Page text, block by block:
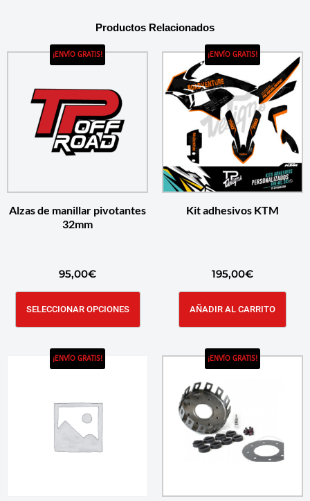
Productos Relacionados
¡ENVÍO GRATIS!
Alzas de manillar pivotantes
32mm
95,00€
SELECCIONAR OPCIONES
¡ENVÍO GRATIS!
Kit adhesivos KTM
195,00€
AÑADIR AL CARRITO
¡ENVÍO GRATIS! ¡ENVÍO GRATIS!